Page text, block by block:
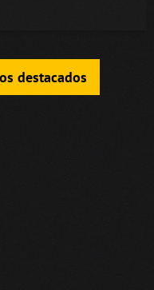
destacados